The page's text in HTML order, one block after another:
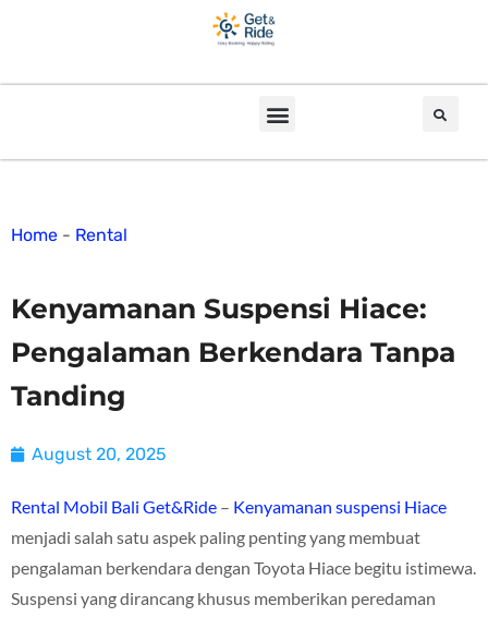
Home - Rental
Kenyamanan Suspensi Hiace:
Pengalaman Berkendara Tanpa
Tanding
August 20, 2025
Rental Mobil Bali Get&Ride – Kenyamanan suspensi Hiace
menjadi salah satu aspek paling penting yang membuat
pengalaman berkendara dengan Toyota Hiace begitu istimewa.
Suspensi yang dirancang khusus memberikan peredaman